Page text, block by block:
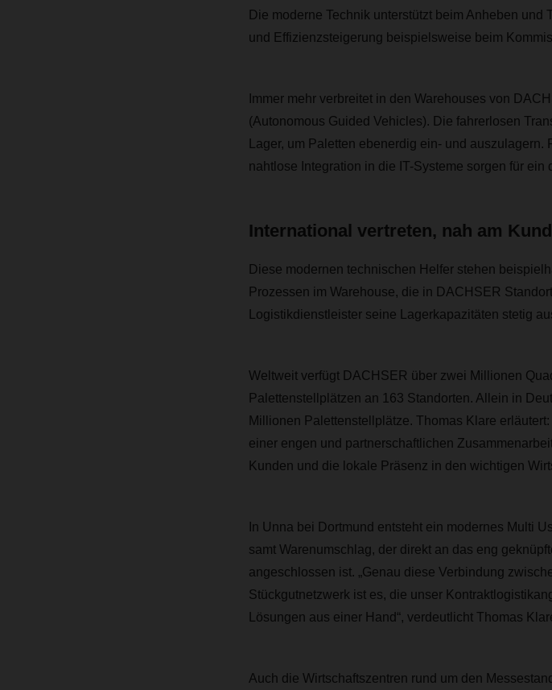
Die moderne Technik unterstützt beim Anheben
und Effizienzsteigerung beispielsweise beim
Immer mehr verbreitet in den Warehouses von
(Autonomous Guided Vehicles). Die fahrerlosen
Lager, um Paletten ebenerdig ein- und
nahtlose Integration in die IT-Systeme sorgen für
International vertreten, nah am
Diese modernen technischen Helfer stehen
Prozessen im Warehouse, die in DACHSER
Logistikdienstleister seine Lagerkapazitäten stetig
Weltweit verfügt DACHSER über zwei Millionen
Palettenstellplätzen an 163 Standorten. Allein in
Millionen Palettenstellplätze. Thomas Klare
einer engen und partnerschaftlichen
Kunden und die lokale Präsenz in den wichtigen
In Unna bei Dortmund entsteht ein modernes Multi
samt Warenumschlag, der direkt an das eng
angeschlossen ist. „Genau diese Verbindung
Stückgutnetzwerk ist es, die unser
Lösungen aus einer Hand“, verdeutlicht Thomas
Auch die Wirtschaftszentren rund um den